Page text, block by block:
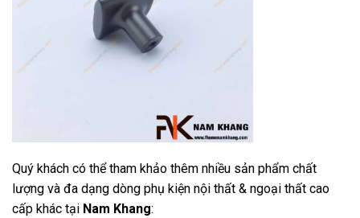
Quý khách có thể tham khảo thêm nhiều sản phẩm chất
lượng và đa dạng dòng phụ kiện nội thất & ngoại thất cao
cấp khác tại Nam Khang: